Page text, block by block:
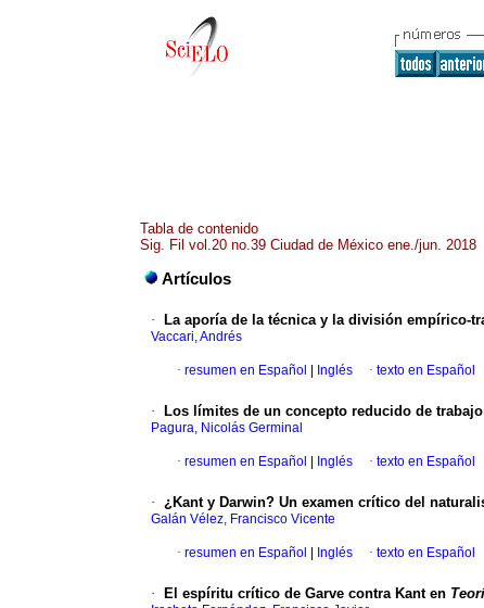
Tabla de contenido
Sig. Fil vol.20 no.39 Ciudad de México ene./jun. 2018
Artículos
· La aporía de la técnica y la división empírico-
Vaccari, Andrés
· resumen en Español Inglés · texto en Español
· Los límites de un concepto reducido de
Pagura, Nicolás Germinal
· resumen en Español Inglés · texto en Español
· ¿Kant y Darwin? Un examen crítico del
Galán Vélez, Francisco Vicente
· resumen en Español Inglés · texto en Español
· El espíritu crítico de Garve contra Kant en